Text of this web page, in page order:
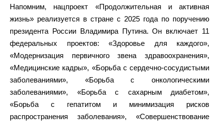
Напомним, нацпроект «Продолжительная и активная
жизнь» реализуется в стране с 2025 года по поручению
президента России Владимира Путина. Он включает 11
федеральных проектов: «Здоровье для каждого»,
«Модернизация первичного звена здравоохранения»,
«Медицинские кадры», «Борьба с сердечно-сосудистыми
заболеваниями», «Борьба с онкологическими
заболеваниями», «Борьба с сахарным диабетом»,
«Борьба с гепатитом и минимизация рисков
распространения заболевания», «Совершенствование